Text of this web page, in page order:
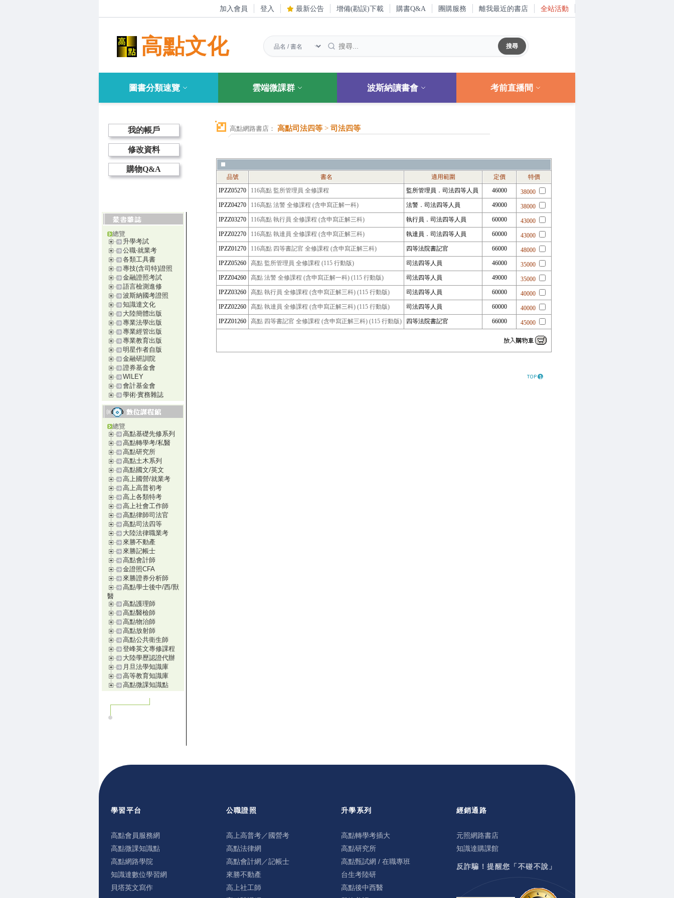
加入會員 登入 最新公告 增備(勘誤)下載 購書Q&A 團購服務 離我最近的書店 全站活動
高點文化
圖書分類速覽 雲端微課群 波斯納讀書會 考前直播間
我的帳戶
修改資料
購物Q&A
總覽
升學考試
公職‧就業考
各類工具書
專技(含司特)證照
金融證照考試
語言檢測進修
波斯納國考證照
知識達文化
大陸簡體出版
專業法學出版
專業經管出版
專業教育出版
明星作者自版
金融研訓院
證券基金會
WILEY
會計基金會
學術‧實務雜誌
總覽
高點基礎先修系列
高點轉學考/私醫
高點研究所
高點土木系列
高點國文/英文
高上國營/就業考
高上高普初考
高上各類特考
高上社會工作師
高點律師司法官
高點司法四等
大陸法律職業考
來勝不動產
來勝記帳士
高點會計師
金證照CFA
來勝證券分析師
高點學士後中/西/獸
醫
高點護理師
高點醫檢師
高點物治師
高點放射師
高點公共衛生師
登峰英文專修課程
大陸學歷認證代辦
月旦法學知識庫
高等教育知識庫
高點微課知識點
高點網路書店： 高點司法四等 > 司法四等
品號 書名 適用範圍 定價
特價
IPZZ05270
116高點 監所管理員 全修課程 監所管理員．司法四等人員 46000
38000
IPZZ04270
116高點 法警 全修課程 (含申寫正解一科) 法警．司法四等人員 49000
38000
IPZZ03270
116高點 執行員 全修課程 (含申寫正解三科) 執行員．司法四等人員 60000
43000
IPZZ02270
116高點 執達員 全修課程 (含申寫正解三科) 執達員．司法四等人員 60000
43000
IPZZ01270
116高點 四等書記官 全修課程 (含申寫正解三科) 四等法院書記官 66000
48000
IPZZ05260
高點 監所管理員 全修課程 (115 行動版) 司法四等人員 46000
35000
IPZZ04260
高點 法警 全修課程 (含申寫正解一科) (115 行動版) 司法四等人員 49000
35000
IPZZ03260
高點 執行員 全修課程 (含申寫正解三科) (115 行動版) 司法四等人員 60000
40000
IPZZ02260
高點 執達員 全修課程 (含申寫正解三科) (115 行動版) 司法四等人員 60000
40000
IPZZ01260
高點 四等書記官 全修課程 (含申寫正解三科) (115 行動版) 四等法院書記官 66000 45000
學習平台
高點會員服務網
高點微課知識點
高點網路學院
知識達數位學習網
貝塔英文寫作
公職證照
高上高普考／國營考
高點法律網
高點會計網／記帳士
來勝不動產
高上社工師
升學系列
高點轉學考插大
高點研究所
高點甄試網 / 在職專班
台生考陸研
高點後中西醫
經銷通路
元照網路書店
知識達購課館
反詐騙！提醒您「不碰不說」